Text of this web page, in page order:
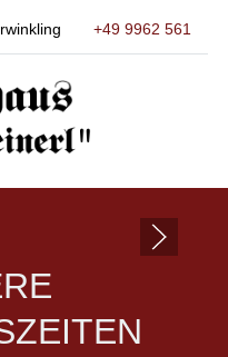
+49 9962 561